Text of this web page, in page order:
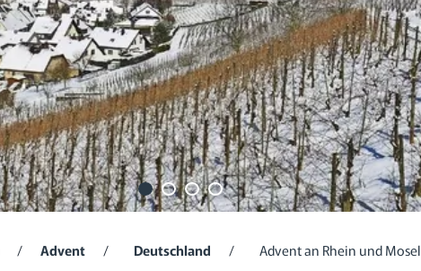
/ Advent / Deutschland / Advent an Rhein und Mosel